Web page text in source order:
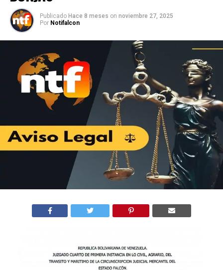
Publicado Hace 8 meses on noviembre 27, 2025
Por Notifalcon